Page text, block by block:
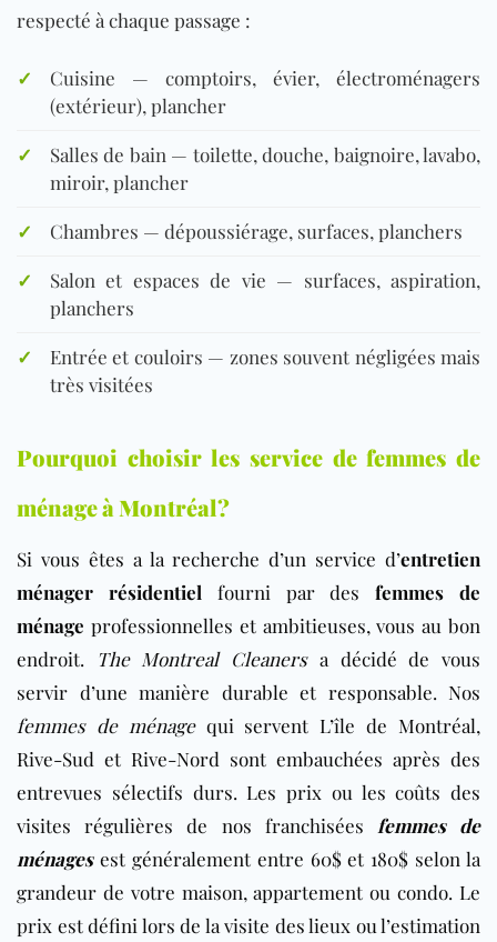
respecté à chaque passage :
✓
Cuisine — comptoirs, évier, électroménagers
(extérieur), plancher
✓
Salles de bain — toilette, douche, baignoire, lavabo,
miroir, plancher
✓
Chambres — dépoussiérage, surfaces, planchers
✓
Salon et espaces de vie — surfaces, aspiration,
planchers
✓
Entrée et couloirs — zones souvent négligées mais
très visitées
Pourquoi choisir les service de femmes de
ménage à Montréal?
Si vous êtes a la recherche d’un service d’entretien
ménager résidentiel fourni par desfemmes de
ménage professionnelles et ambitieuses, vous au bon
endroit.
The Montreal Cleanersa décidé de vous
servir d’une manière durable et responsable. Nos
femmes de ménagequi servent L’île de Montréal,
Rive-Sud et Rive-Nord sont embauchées après des
entrevues sélectifs durs. Les prix ou les coûts des
visites régulières de nos franchisées
femmes de
ménagesest généralement entre 60$ et 180$ selon la
grandeur de votre maison, appartement ou condo. Le
prix est défini lors de la visite des lieux ou l’estimation